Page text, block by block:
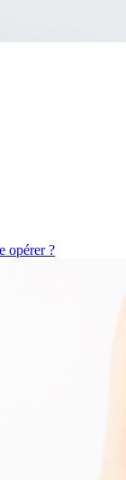
opérer ?